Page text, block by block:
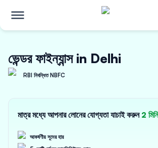
ভেন্ডর ফাইন্যান্স in Delhi
RBI নিবন্ধিত NBFC
মাত্র মধ্যে আপনার লোনের যোগ্যতা যাচাই করুন 2
আকর্ষণীয় সুদের হার